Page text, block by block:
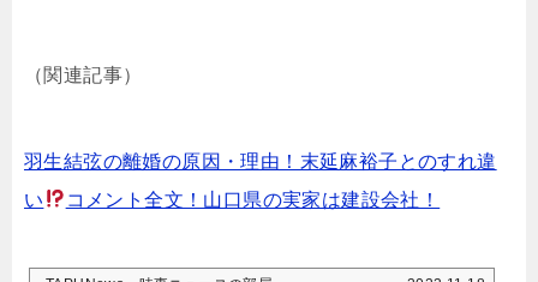
（関連記事）
羽生結弦の離婚の原因・理由！末延麻裕子とのすれ違
い
コメント全文！山口県の実家は建設会社！